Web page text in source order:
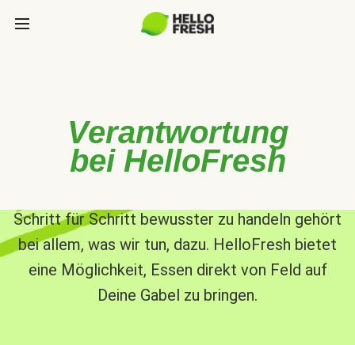
Verantwortung
bei HelloFresh
Schritt für Schritt bewusster zu handeln gehört
bei allem, was wir tun, dazu. HelloFresh bietet
eine Möglichkeit, Essen direkt von Feld auf
Deine Gabel zu bringen.